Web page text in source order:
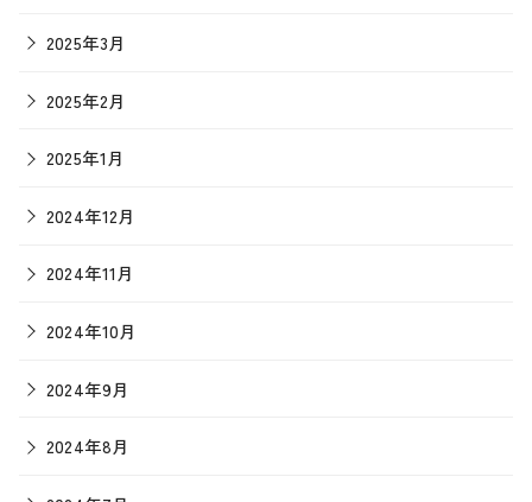
2025年3月
2025年2月
2025年1月
2024年12月
2024年11月
2024年10月
2024年9月
2024年8月